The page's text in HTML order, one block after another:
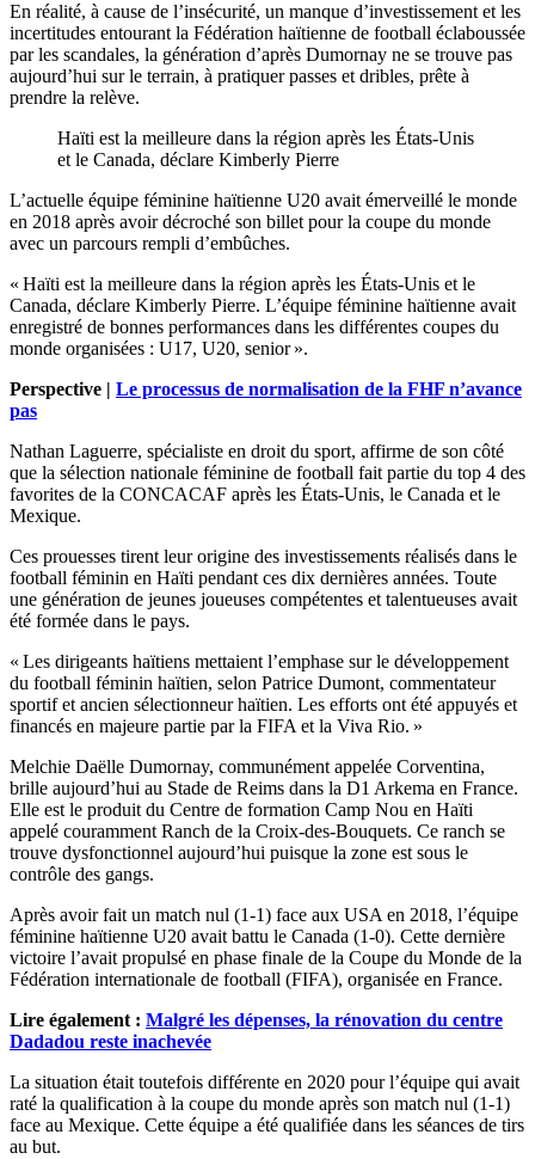
En réalité, à cause de l’insécurité, un manque d’investissement et les
incertitudes entourant la Fédération haïtienne de football éclaboussée
par les scandales, la génération d’après Dumornay ne se trouve pas
aujourd’hui sur le terrain, à pratiquer passes et dribles, prête à
prendre la relève.
Haïti est la meilleure dans la région après les États-Unis
et le Canada, déclare Kimberly Pierre
L’actuelle équipe féminine haïtienne U20 avait émerveillé le monde
en 2018 après avoir décroché son billet pour la coupe du monde
avec un parcours rempli d’embûches.
« Haïti est la meilleure dans la région après les États-Unis et le
Canada, déclare Kimberly Pierre. L’équipe féminine haïtienne avait
enregistré de bonnes performances dans les différentes coupes du
monde organisées : U17, U20, senior ».
Perspective | Le processus de normalisation de la FHF n’avance
pas
Nathan Laguerre, spécialiste en droit du sport, affirme de son côté
que la sélection nationale féminine de football fait partie du top 4 des
favorites de la CONCACAF après les États-Unis, le Canada et le
Mexique.
Ces prouesses tirent leur origine des investissements réalisés dans le
football féminin en Haïti pendant ces dix dernières années. Toute
une génération de jeunes joueuses compétentes et talentueuses avait
été formée dans le pays.
« Les dirigeants haïtiens mettaient l’emphase sur le développement
du football féminin haïtien, selon Patrice Dumont, commentateur
sportif et ancien sélectionneur haïtien. Les efforts ont été appuyés et
financés en majeure partie par la FIFA et la Viva Rio. »
Melchie Daëlle Dumornay, communément appelée Corventina,
brille aujourd’hui au Stade de Reims dans la D1 Arkema en France.
Elle est le produit du Centre de formation Camp Nou en Haïti
appelé couramment Ranch de la Croix-des-Bouquets. Ce ranch se
trouve dysfonctionnel aujourd’hui puisque la zone est sous le
contrôle des gangs.
Après avoir fait un match nul (1-1) face aux USA en 2018, l’équipe
féminine haïtienne U20 avait battu le Canada (1-0). Cette dernière
victoire l’avait propulsé en phase finale de la Coupe du Monde de la
Fédération internationale de football (FIFA), organisée en France.
Lire également : Malgré les dépenses, la rénovation du centre
Dadadou reste inachevée
La situation était toutefois différente en 2020 pour l’équipe qui avait
raté la qualification à la coupe du monde après son match nul (1-1)
face au Mexique. Cette équipe a été qualifiée dans les séances de tirs
au but.